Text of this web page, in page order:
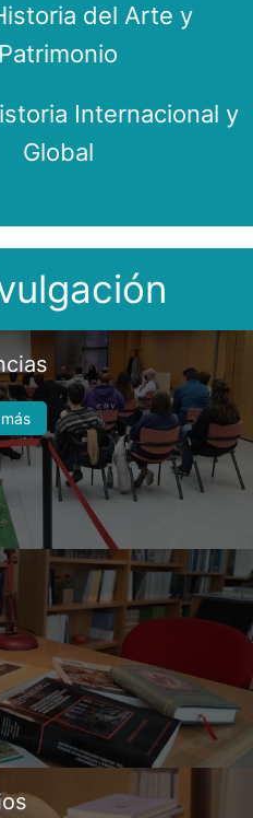
del Arte y
Patrimonio
Internacional y
Global